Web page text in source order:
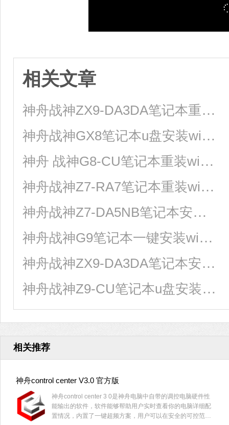
相关文章
神舟战神ZX9-DA3DA笔记本重装win10系统教程
神舟战神GX8笔记本u盘安装win7系统教程
神舟 战神G8-CU笔记本重装win7系统教程
神舟战神Z7-RA7笔记本重装win10系统教程
神舟战神Z7-DA5NB笔记本安装win10系统教程
神舟战神G9笔记本一键安装win11系统教程
神舟战神ZX9-DA3DA笔记本安装win11系统教程
神舟战神Z9-CU笔记本u盘安装win7系统教程
相关推荐
神舟control center V3.0 官方版
神舟control center 3 0是神舟电脑中自带的调控电脑硬件性
能输出的软件，软件能够帮助用户实时查看你的电脑详细配
置情况，内置了一键超频方案，用户可以在安全的可控范围